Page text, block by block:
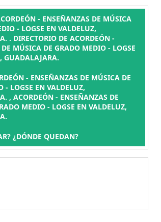
- ENSEÑANZAS DE MÚSICA
- LOGSE EN VALDELUZ,
. DIRECTORIO DE ACORDEÓN -
MÚSICA DE GRADO MEDIO - LOGSE
GUADALAJARA.
- ENSEÑANZAS DE MÚSICA DE
- LOGSE EN VALDELUZ,
, ACORDEÓN - ENSEÑANZAS DE
MEDIO - LOGSE EN VALDELUZ,
¿DÓNDE QUEDAN?